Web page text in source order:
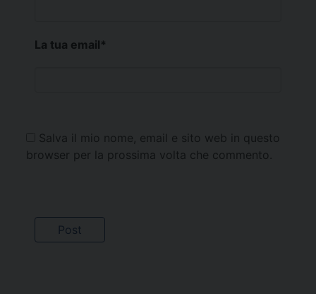
La tua email*
Salva il mio nome, email e sito web in questo
browser per la prossima volta che commento.